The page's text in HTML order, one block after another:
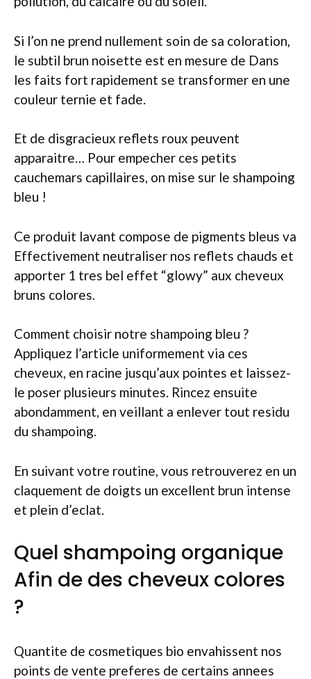
Si l’on ne prend nullement soin de sa coloration,
le subtil brun noisette est en mesure de Dans
les faits fort rapidement se transformer en une
couleur ternie et fade.
Et de disgracieux reflets roux peuvent
apparaitre… Pour empecher ces petits
cauchemars capillaires, on mise sur le shampoing
bleu !
Ce produit lavant compose de pigments bleus va
Effectivement neutraliser nos reflets chauds et
apporter 1 tres bel effet “glowy” aux cheveux
bruns colores.
Comment choisir notre shampoing bleu ?
Appliquez l’article uniformement via ces
cheveux, en racine jusqu’aux pointes et laissez-
le poser plusieurs minutes. Rincez ensuite
abondamment, en veillant a enlever tout residu
du shampoing.
En suivant votre routine, vous retrouverez en un
claquement de doigts un excellent brun intense
et plein d’eclat.
Quel shampoing organique
Afin de des cheveux colores
?
Quantite de cosmetiques bio envahissent nos
points de vente preferes de certains annees